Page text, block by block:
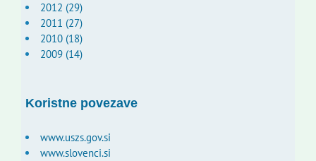
2012 (29)
2011 (27)
2010 (18)
2009 (14)
Koristne povezave
www.uszs.gov.si
www.slovenci.si